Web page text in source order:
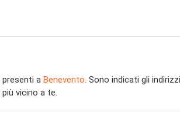
presenti a Benevento. Sono indicati gli
più vicino a te.